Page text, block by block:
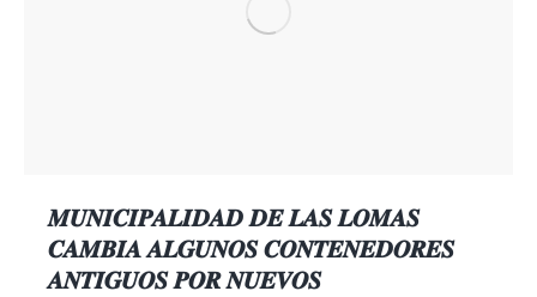
𝑴𝑼𝑵𝑰𝑪𝑰𝑷𝑨𝑳𝑰𝑫𝑨𝑫 𝑫𝑬 𝑳𝑨𝑺 𝑳𝑶𝑴𝑨𝑺
𝑪𝑨𝑴𝑩𝑰𝑨 𝑨𝑳𝑮𝑼𝑵𝑶𝑺 𝑪𝑶𝑵𝑻𝑬𝑵𝑬𝑫𝑶𝑹𝑬𝑺
𝑨𝑵𝑻𝑰𝑮𝑼𝑶𝑺 𝑷𝑶𝑹 𝑵𝑼𝑬𝑽𝑶𝑺